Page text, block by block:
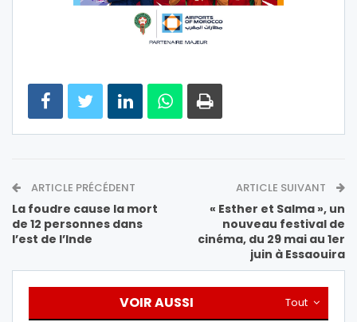
ARTICLE PRÉCÉDENT
La foudre cause la mort
de 12 personnes dans
l’est de l’Inde
ARTICLE SUIVANT
« Esther et Salma », un
nouveau festival de
cinéma, du 29 mai au 1er
juin à Essaouira
Tout
VOIR AUSSI